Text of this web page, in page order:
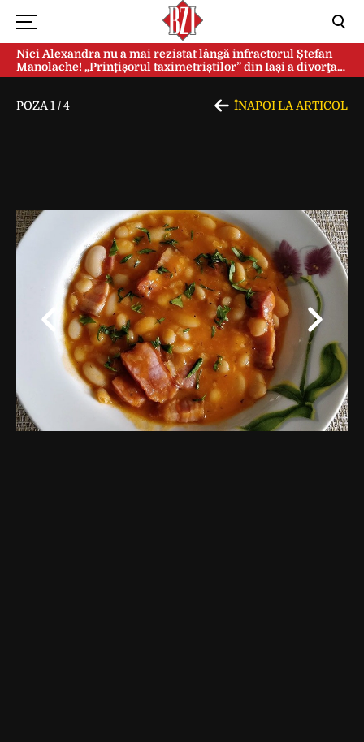
Nici Alexandra nu a mai rezistat lângă infractorul Ștefan
Manolache! „Prințișorul taximetriștilor” din Iași a divorţat
după doi ani de căsnicie
POZA 1 /4 ÎNAPOI LA ARTICOL